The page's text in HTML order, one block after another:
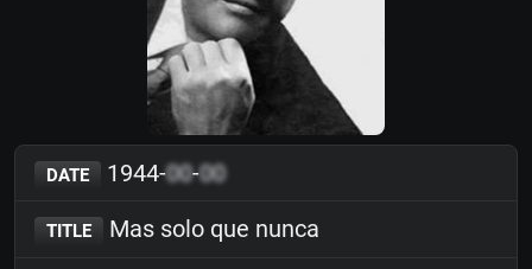
DATE 1944-00-00
TITLE Mas solo que nunca